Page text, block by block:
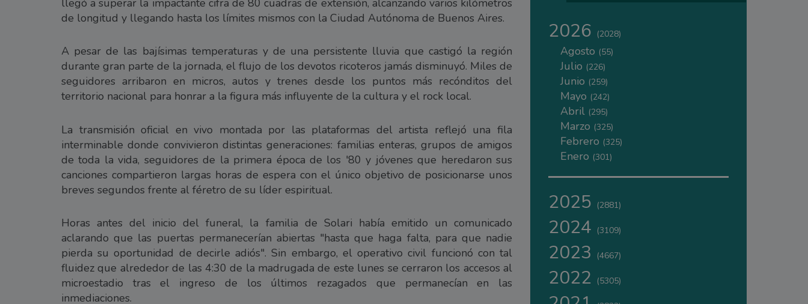
llegó a superar la impactante cifra de 80 cuadras de extensión, alcanzando varios kilómetros
de longitud y llegando hasta los límites mismos con la Ciudad Autónoma de Buenos Aires.
A pesar de las bajísimas temperaturas y de una persistente lluvia que castigó la región
durante gran parte de la jornada, el flujo de los devotos ricoteros jamás disminuyó. Miles de
seguidores arribaron en micros, autos y trenes desde los puntos más recónditos del
territorio nacional para honrar a la figura más influyente de la cultura y el rock local.
La transmisión oficial en vivo montada por las plataformas del artista reflejó una fila
interminable donde convivieron distintas generaciones: familias enteras, grupos de amigos
de toda la vida, seguidores de la primera época de los '80 y jóvenes que heredaron sus
canciones compartieron largas horas de espera con el único objetivo de posicionarse unos
breves segundos frente al féretro de su líder espiritual.
Horas antes del inicio del funeral, la familia de Solari había emitido un comunicado
aclarando que las puertas permanecerían abiertas "hasta que haga falta, para que nadie
pierda su oportunidad de decirle adiós". Sin embargo, el operativo civil funcionó con tal
fluidez que alrededor de las 4:30 de la madrugada de este lunes se cerraron los accesos al
microestadio tras el ingreso de los últimos rezagados que permanecían en las
inmediaciones.
2026 (2028)
Agosto (55)
Julio (226)
Junio (259)
Mayo (242)
Abril (295)
Marzo (325)
Febrero (325)
Enero (301)
2025 (2881)
2024 (3109)
2023 (4667)
2022 (5305)